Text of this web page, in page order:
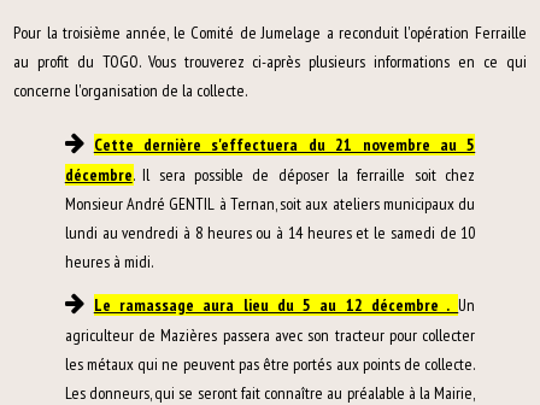
Pour la troisième année, le Comité de Jumelage a reconduit l'opération Ferraille
au profit du TOGO. Vous trouverez ci-après plusieurs informations en ce qui
concerne l'organisation de la collecte.
Cette dernière s'effectuera du 21 novembre au 5
décembreIl sera possible de déposer la ferraille soit chez
Monsieur André GENTIL à Ternan, soit aux ateliers municipaux du
lundi au vendredi à 8 heures ou à 14 heures et le samedi de 10
heures à midi.
Le ramassage aura lieu du 5 au 12 décembre . Un
agriculteur de Mazières passera avec son tracteur pour collecter
les métaux qui ne peuvent pas être portés aux points de collecte.
Les donneurs, qui se seront fait connaître au préalable à la Mairie,